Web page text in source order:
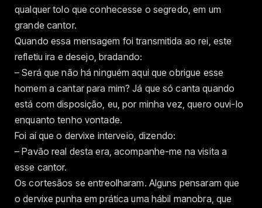
qualquer tolo que conhecesse o segredo, em um
grande cantor.
Quando essa mensagem foi transmitida ao rei, este
refletiu ira e desejo, bradando:
– Será que não há ninguém aqui que obrigue esse
homem a cantar para mim? Já que só canta quando
está com disposição, eu, por minha vez, quero ouvi-lo
enquanto tenho vontade.
Foi aí que o dervixe interveio, dizendo:
– Pavão real desta era, acompanhe-me na visita a
esse cantor.
Os cortesãos se entreolharam. Alguns pensaram que
o dervixe punha em prática uma hábil manobra, que